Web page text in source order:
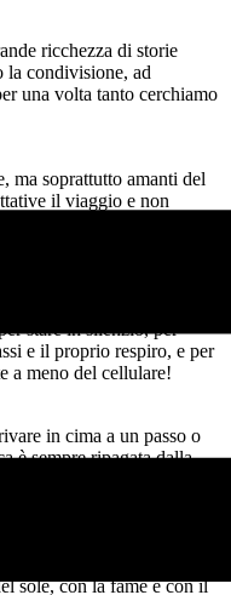
ricchezza di storie
la condivisione, ad
una volta tanto cerchiamo
ma soprattutto amanti del
il viaggio e non
problema affidatevi a
compagni del gruppo,
stare in silenzio, per
e il proprio respiro, e per
a meno del cellulare!
in cima a un passo o
è sempre ripagata dalla
nuovo, vedere un altro
portarlo. Impariamo a
sole, con la fame e con il